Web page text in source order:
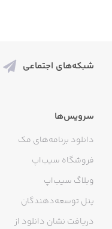
شبکه‌های اجتماعی
سرویس‌ها
دانلود برنامه‌های مک
فروشگاه سیب‌اپ
وبلاگ سیب‌اپ
پنل توسعه‌دهندگان
دریافت نشان دانلود از